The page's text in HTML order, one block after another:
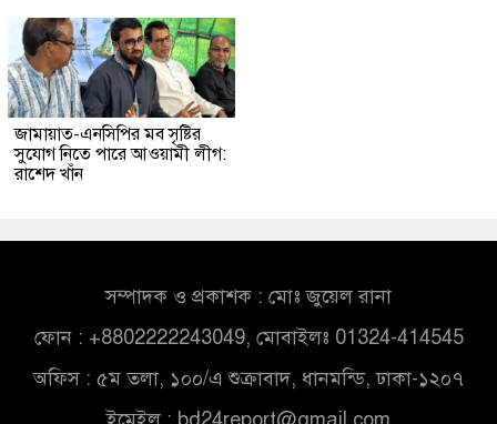
জামায়াত-এনসিপির মব সৃষ্টির
সুযোগ নিতে পারে আওয়ামী লীগ:
রাশেদ খাঁন
সম্পাদক ও প্রকাশক : মোঃ জুয়েল রানা
ফোন : +8802222243049, মোবাইলঃ 01324-414545
অফিস : ৫ম তলা, ১০০/এ শুক্রাবাদ, ধানমন্ডি, ঢাকা-১২০৭